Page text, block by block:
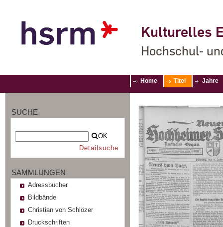
Kulturelles
Hochschul-
Home Titel Jahre
SUCHE
OK
Detailsuche
SAMMLUNGEN
Adressbücher
Bildbände
Christian von Schlözer
Druckschriften